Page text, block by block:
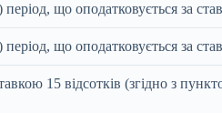
що оподатковується за
що оподатковується за
15 відсотків (згідно з